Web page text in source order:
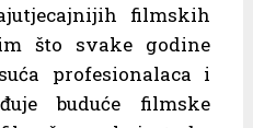
filmskih
što svake godine
profesionalaca i
buduće filmske